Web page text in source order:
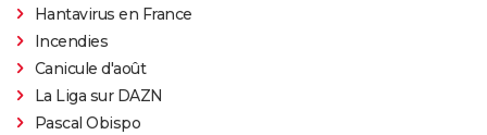
Hantavirus en France
Incendies
Canicule d'août
La Liga sur DAZN
Pascal Obispo